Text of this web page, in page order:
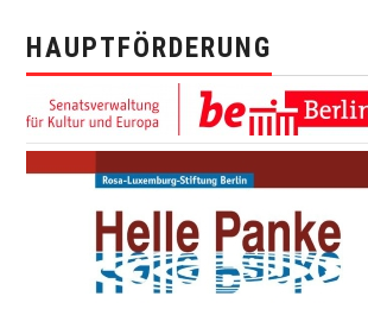
HAUPTFÖRDERUNG